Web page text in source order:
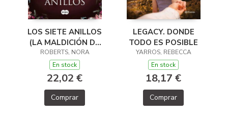
LOS SIETE ANILLOS
(LA MALDICIÓN DE
LAS SIETE NOVIAS
3)
ROBERTS, NORA
En stock
22,02 €
Comprar
LEGACY. DONDE
TODO ES POSIBLE
YARROS, REBECCA
En stock
18,17 €
Comprar